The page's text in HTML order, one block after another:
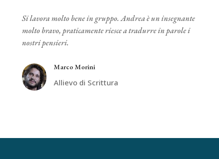
Si lavora molto bene in gruppo. Andrea è un insegnante
molto bravo, praticamente riesce a tradurre in parole i
nostri pensieri.
Marco Morini
Allievo di Scrittura